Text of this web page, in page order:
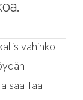
vahinko
saattaa